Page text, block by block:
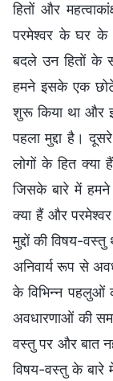
हितों और
परमेश्वर के घर के
बदले उन हितों के
हमने इसके एक
शुरू किया था और
पहला मुद्दा है।
लोगों के हित क्या
जिसके बारे में
क्या हैं और
मुद्दों की विषय-
अनिवार्य रूप से
के विभिन्न पहलुओं
अवधारणाओं की
वस्तु पर और बात
विषय-वस्तु के बारे